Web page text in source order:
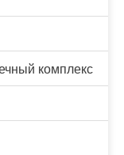
комплекс